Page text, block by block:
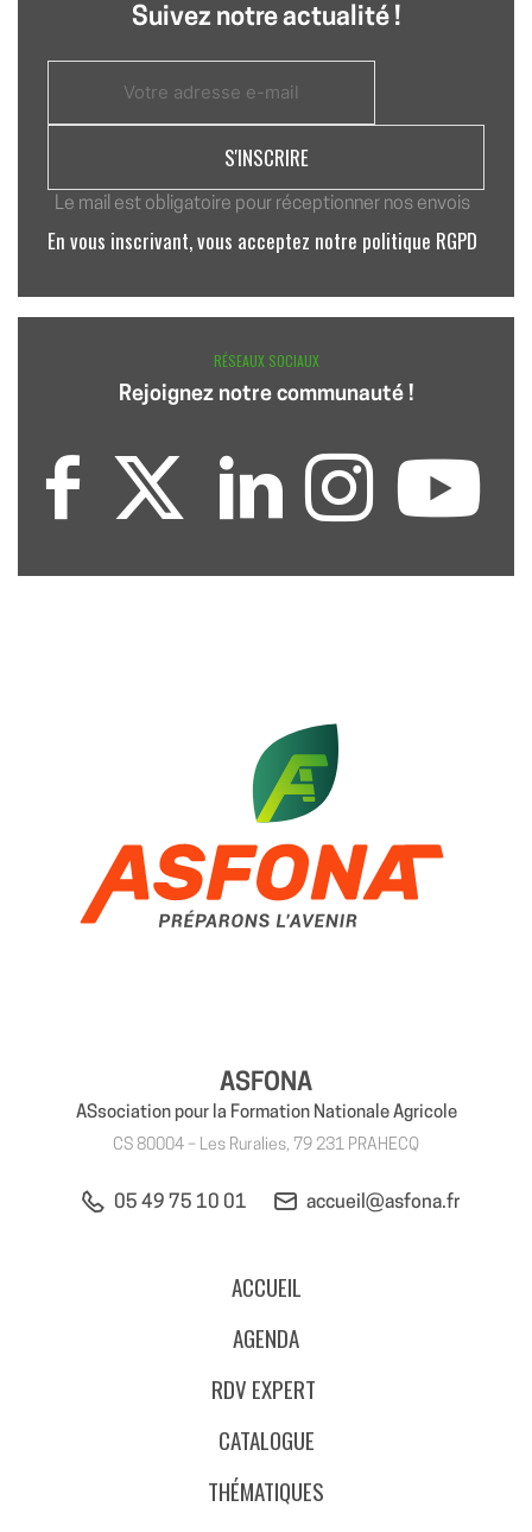
Suivez notre actualité !
Le mail est obligatoire pour réceptionner nos envois
En vous inscrivant, vous acceptez notre politique RGPD
RÉSEAUX SOCIAUX
Rejoignez notre communauté !
ASFONA
ASsociation pour la Formation Nationale Agricole
CS 80004 – Les Ruralies, 79 231 PRAHECQ
05 49 75 10 01 accueil@asfona.fr
ACCUEIL
AGENDA
RDV EXPERT
CATALOGUE
THÉMATIQUES